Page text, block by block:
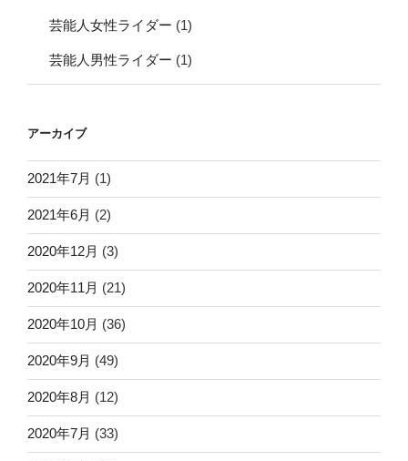
芸能人女性ライダー (1)
芸能人男性ライダー (1)
アーカイブ
2021年7月 (1)
2021年6月 (2)
2020年12月 (3)
2020年11月 (21)
2020年10月 (36)
2020年9月 (49)
2020年8月 (12)
2020年7月 (33)